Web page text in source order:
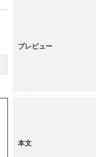
プレビュー
本文